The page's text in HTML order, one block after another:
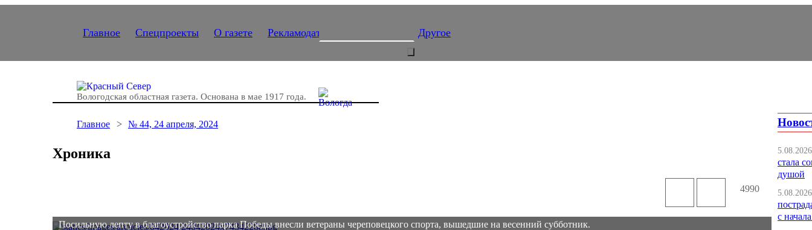
Главное Спецпроекты О газете Рекламодателям Другое
Вологодская областная газета. Основана в мае 1917 года.
Главное № 44, 24 апреля, 2024
Хроника
4990
Посильную лепту в благоустройство парка Победы внесли ветераны череповецкого спорта, вышедшие на весенний субботник.
стала
душой
с